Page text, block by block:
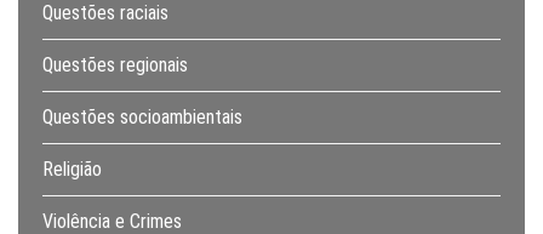
Questões raciais
Questões regionais
Questões socioambientais
Religião
Violência e Crimes